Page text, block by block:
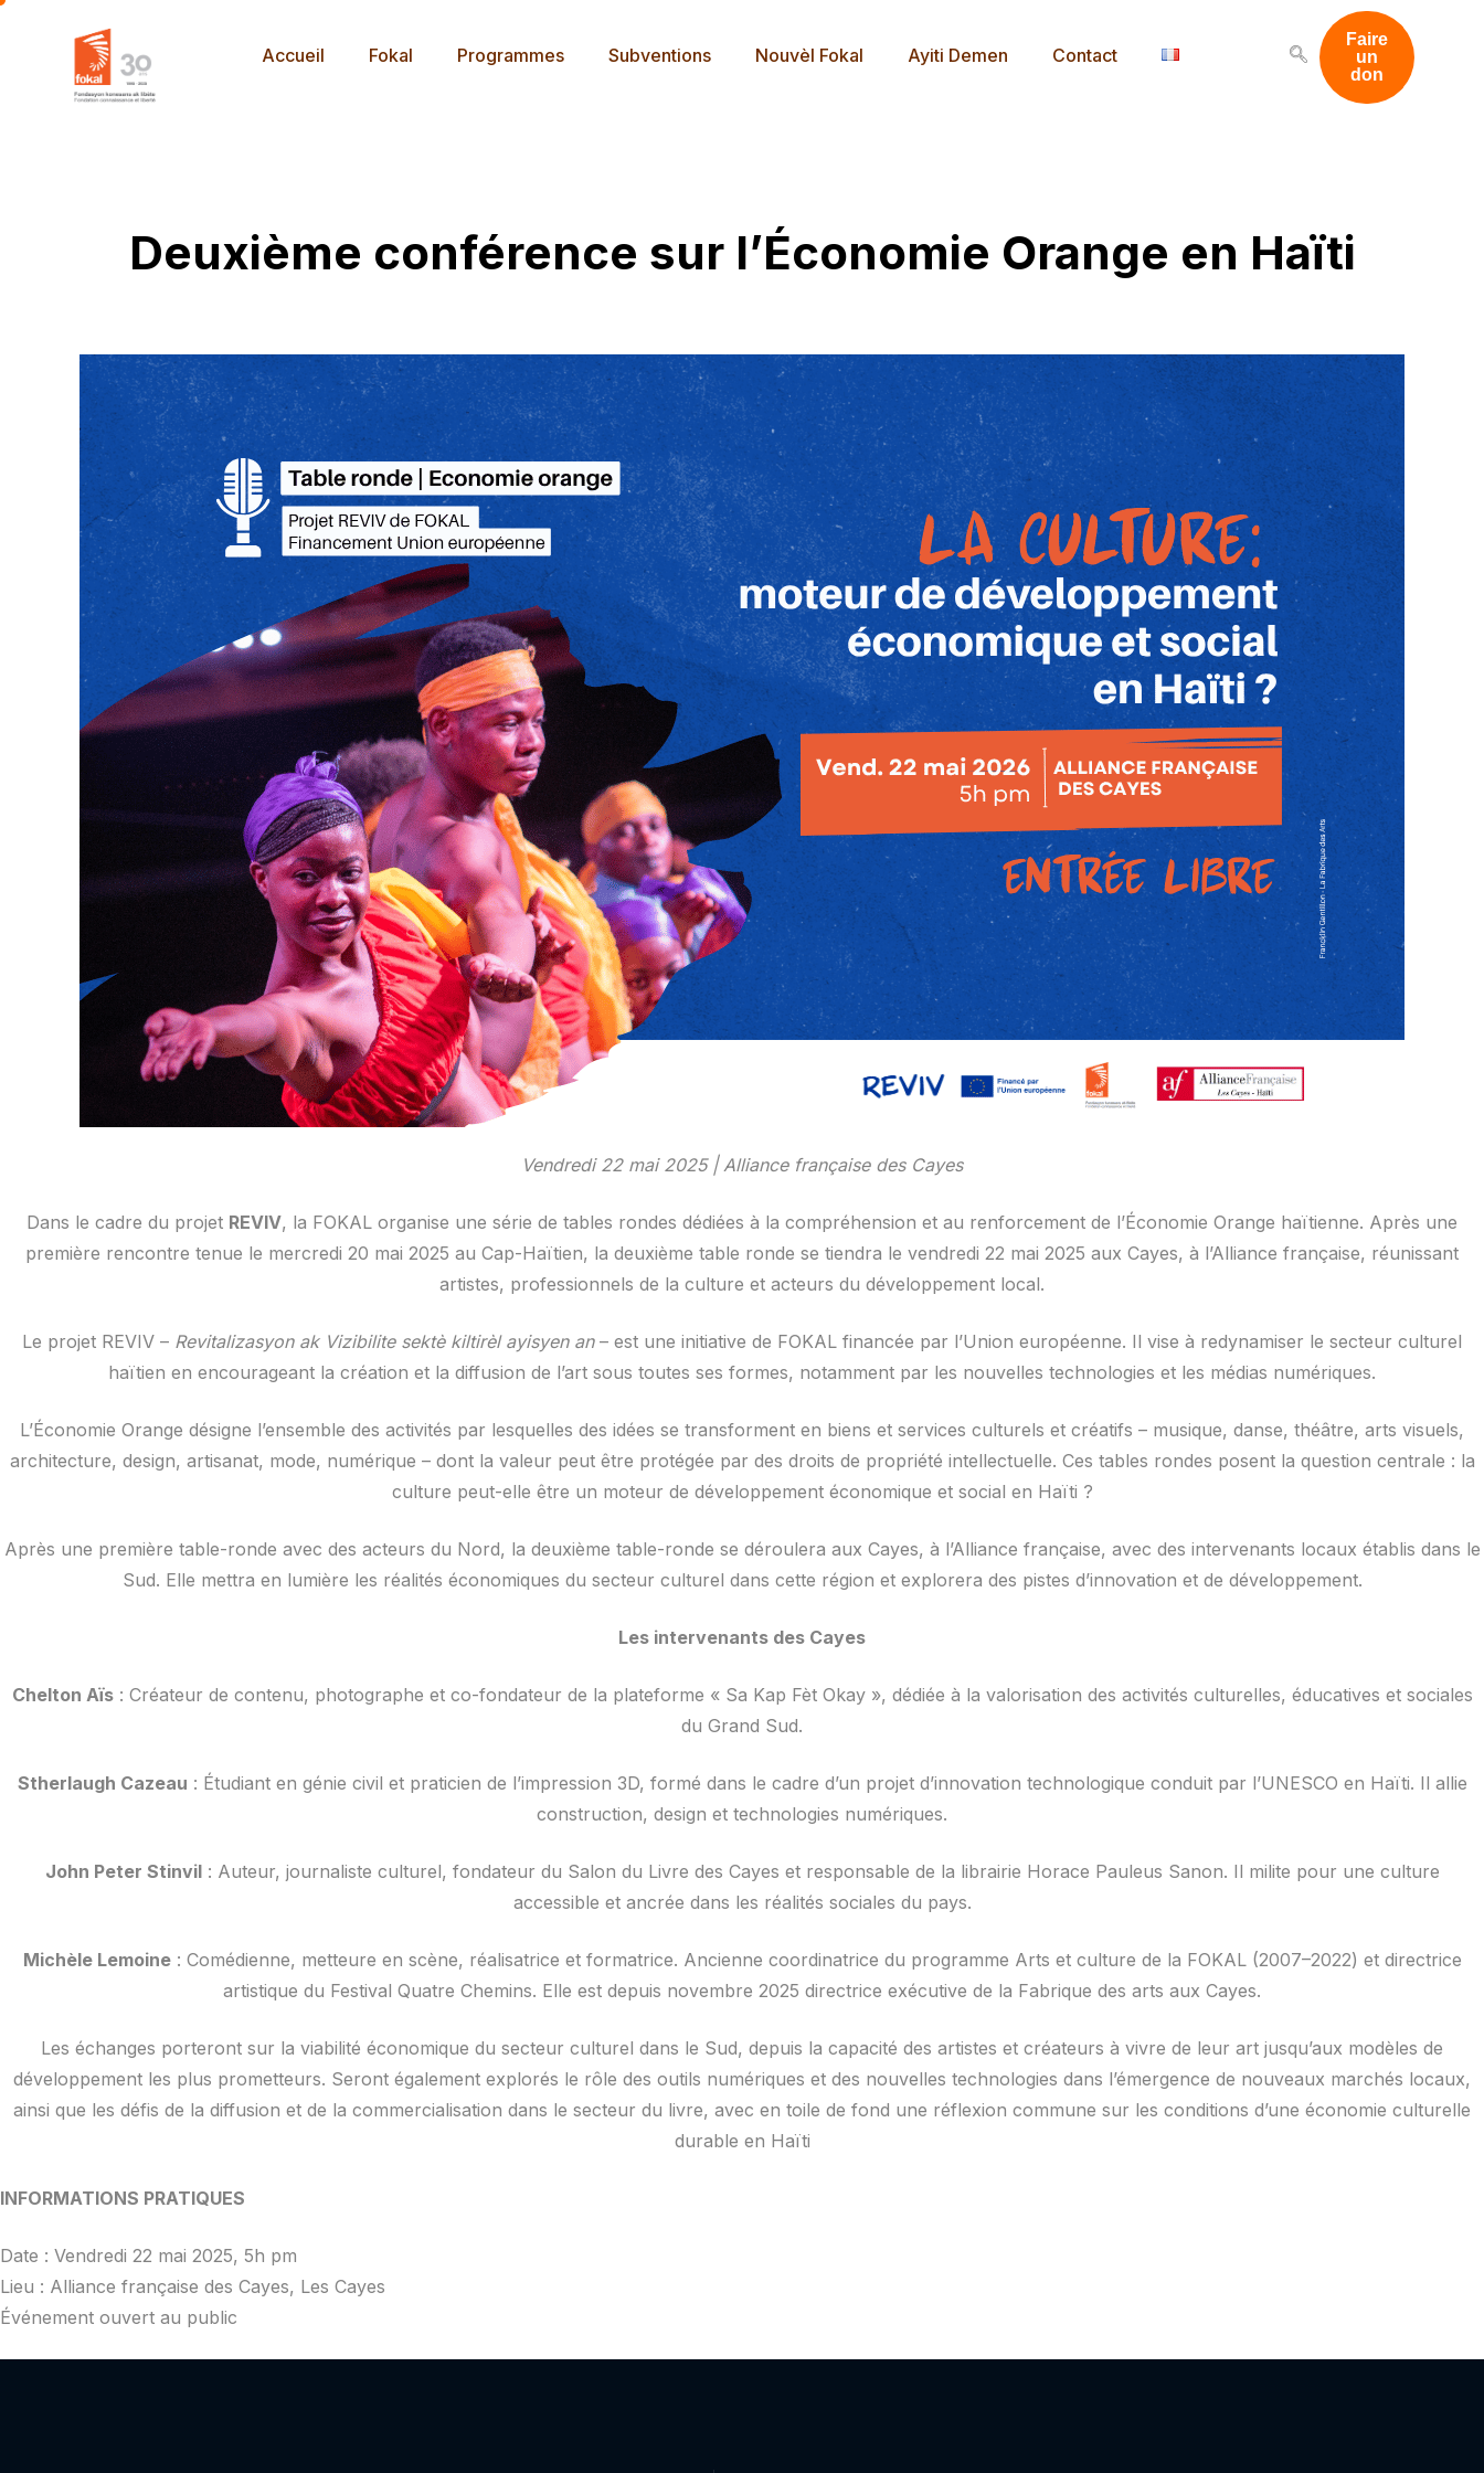
Accueil Fokal Programmes Subventions Nouvèl Fokal Ayiti Demen Contact
Faire
un
don
Deuxième conférence sur l’Économie Orange en Haïti
Vendredi 22 mai 2025 | Alliance française des Cayes
Dans le cadre du projet REVIV, la FOKAL organise une série de tables rondes dédiées à la compréhension et au renforcement de l’Économie Orange haïtienne. Après une
première rencontre tenue le mercredi 20 mai 2025 au Cap-Haïtien, la deuxième table ronde se tiendra le vendredi 22 mai 2025 aux Cayes, à l’Alliance française, réunissant
artistes, professionnels de la culture et acteurs du développement local.
Le projet REVIV – Revitalizasyon ak Vizibilite sektè kiltirèl ayisyen an– est une initiative de FOKAL financée par l’Union européenne. Il vise à redynamiser le secteur culturel
haïtien en encourageant la création et la diffusion de l’art sous toutes ses formes, notamment par les nouvelles technologies et les médias numériques.
L’Économie Orange désigne l’ensemble des activités par lesquelles des idées se transforment en biens et services culturels et créatifs – musique, danse, théâtre, arts visuels,
architecture, design, artisanat, mode, numérique – dont la valeur peut être protégée par des droits de propriété intellectuelle. Ces tables rondes posent la question centrale : la
culture peut-elle être un moteur de développement économique et social en Haïti ?
Après une première table-ronde avec des acteurs du Nord, la deuxième table-ronde se déroulera aux Cayes, à l’Alliance française, avec des intervenants locaux établis dans le
Sud. Elle mettra en lumière les réalités économiques du secteur culturel dans cette région et explorera des pistes d’innovation et de développement.
Les intervenants des Cayes
Chelton Aïs: Créateur de contenu, photographe et co-fondateur de la plateforme « Sa Kap Fèt Okay », dédiée à la valorisation des activités culturelles, éducatives et sociales
du Grand Sud.
Stherlaugh Cazeau : Étudiant en génie civil et praticien de l’impression 3D, formé dans le cadre d’un projet d’innovation technologique conduit par l’UNESCO en Haïti. Il allie
construction, design et technologies numériques.
John Peter Stinvil: Auteur, journaliste culturel, fondateur du Salon du Livre des Cayes et responsable de la librairie Horace Pauleus Sanon. Il milite pour une culture
accessible et ancrée dans les réalités sociales du pays.
Michèle Lemoine: Comédienne, metteure en scène, réalisatrice et formatrice. Ancienne coordinatrice du programme Arts et culture de la FOKAL (2007–2022) et directrice
artistique du Festival Quatre Chemins. Elle est depuis novembre 2025 directrice exécutive de la Fabrique des arts aux Cayes.
Les échanges porteront sur la viabilité économique du secteur culturel dans le Sud, depuis la capacité des artistes et créateurs à vivre de leur art jusqu’aux modèles de
développement les plus prometteurs. Seront également explorés le rôle des outils numériques et des nouvelles technologies dans l’émergence de nouveaux marchés locaux,
ainsi que les défis de la diffusion et de la commercialisation dans le secteur du livre, avec en toile de fond une réflexion commune sur les conditions d’une économie culturelle
durable en Haïti
INFORMATIONS PRATIQUES
Date : Vendredi 22 mai 2025, 5h pm
Lieu : Alliance française des Cayes, Les Cayes
Événement ouvert au public